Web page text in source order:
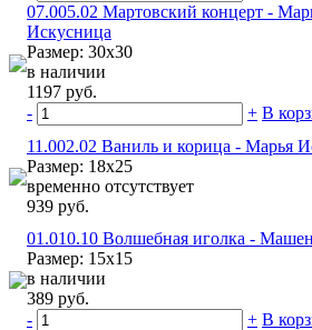
07.005.02 Мартовский концерт -
Искусница
Размер: 30х30
в наличии
1197 руб.
-
+ В
11.002.02 Ваниль и корица - Марья
Размер: 18х25
временно отсутствует
939 руб.
01.010.10 Волшебная иголка -
Размер: 15х15
в наличии
389 руб.
-
+ В